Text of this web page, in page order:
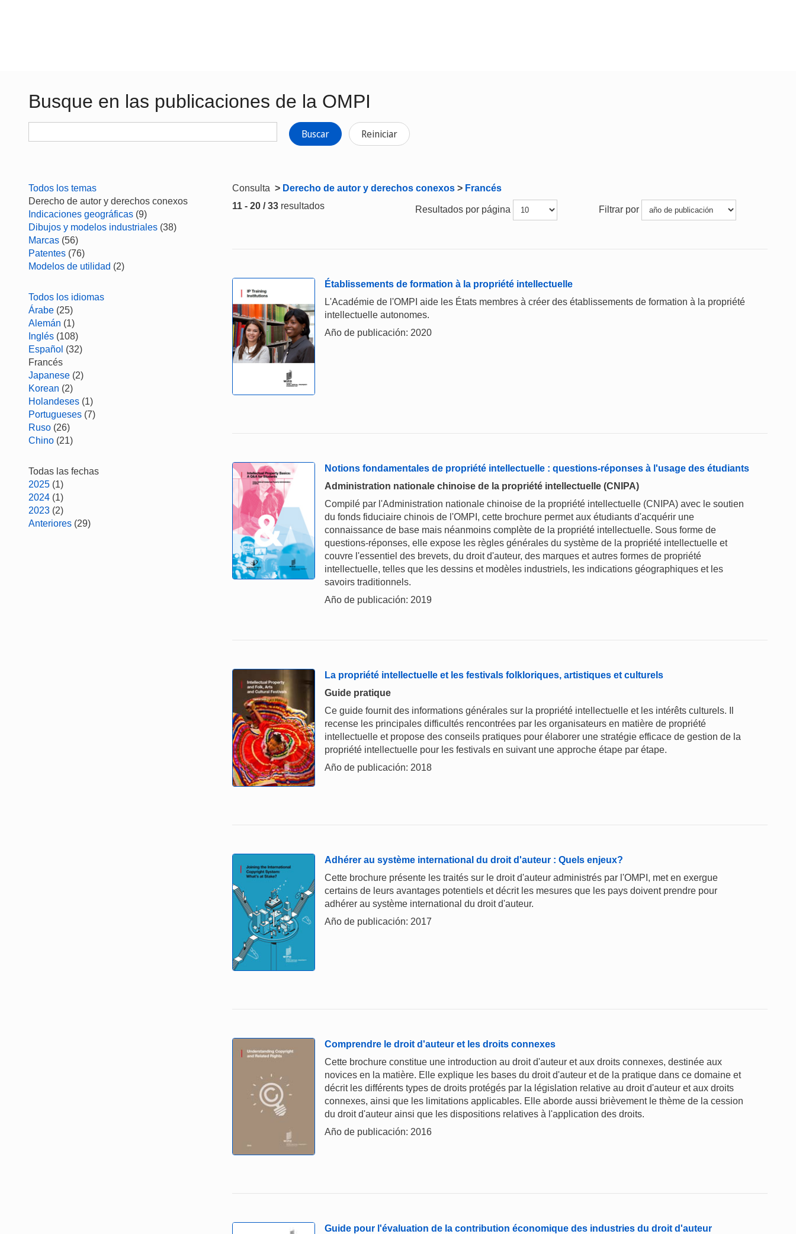
Busque en las publicaciones de la OMPI
Buscar Reiniciar
Todos los temas
Derecho de autor y derechos conexos
Indicaciones geográficas (9)
Dibujos y modelos industriales (38)
Marcas (56)
Patentes (76)
Modelos de utilidad (2)
Todos los idiomas
Árabe (25)
Alemán (1)
Inglés (108)
Español (32)
Francés
Japanese (2)
Korean (2)
Holandeses (1)
Portugueses (7)
Ruso (26)
Chino (21)
Todas las fechas
2025 (1)
2024 (1)
2023 (2)
Anteriores (29)
Consulta > Derecho de autor y derechos conexos > Francés
11 - 20 / 33 resultados Resultados por página Filtrar por
Établissements de formation à la propriété intellectuelle
L'Académie de l'OMPI aide les États membres à créer des établissements de formation à la propriété
intellectuelle autonomes.
Año de publicación: 2020
Notions fondamentales de propriété intellectuelle : questions-réponses à l'usage des étudiants
Administration nationale chinoise de la propriété intellectuelle (CNIPA)
Compilé par l'Administration nationale chinoise de la propriété intellectuelle (CNIPA) avec le soutien
du fonds fiduciaire chinois de l'OMPI, cette brochure permet aux étudiants d'acquérir une
connaissance de base mais néanmoins complète de la propriété intellectuelle. Sous forme de
questions-réponses, elle expose les règles générales du système de la propriété intellectuelle et
couvre l'essentiel des brevets, du droit d'auteur, des marques et autres formes de propriété
intellectuelle, telles que les dessins et modèles industriels, les indications géographiques et les
savoirs traditionnels.
Año de publicación: 2019
La propriété intellectuelle et les festivals folkloriques, artistiques et culturels
Guide pratique
Ce guide fournit des informations générales sur la propriété intellectuelle et les intérêts culturels. Il
recense les principales difficultés rencontrées par les organisateurs en matière de propriété
intellectuelle et propose des conseils pratiques pour élaborer une stratégie efficace de gestion de la
propriété intellectuelle pour les festivals en suivant une approche étape par étape.
Año de publicación: 2018
Adhérer au système international du droit d'auteur : Quels enjeux?
Cette brochure présente les traités sur le droit d'auteur administrés par l'OMPI, met en exergue
certains de leurs avantages potentiels et décrit les mesures que les pays doivent prendre pour
adhérer au système international du droit d'auteur.
Año de publicación: 2017
Comprendre le droit d'auteur et les droits connexes
Cette brochure constitue une introduction au droit d'auteur et aux droits connexes, destinée aux
novices en la matière. Elle explique les bases du droit d'auteur et de la pratique dans ce domaine et
décrit les différents types de droits protégés par la législation relative au droit d'auteur et aux droits
connexes, ainsi que les limitations applicables. Elle aborde aussi brièvement le thème de la cession
du droit d'auteur ainsi que les dispositions relatives à l'application des droits.
Año de publicación: 2016
Guide pour l'évaluation de la contribution économique des industries du droit d'auteur